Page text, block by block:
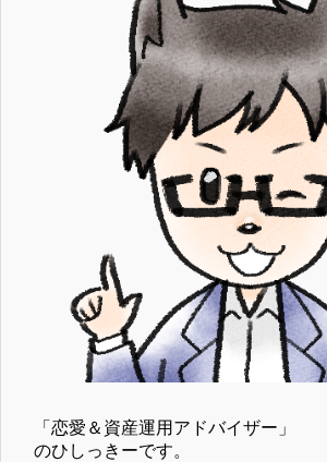
「恋愛＆資産運用アドバイザー」
のひしっきーです。